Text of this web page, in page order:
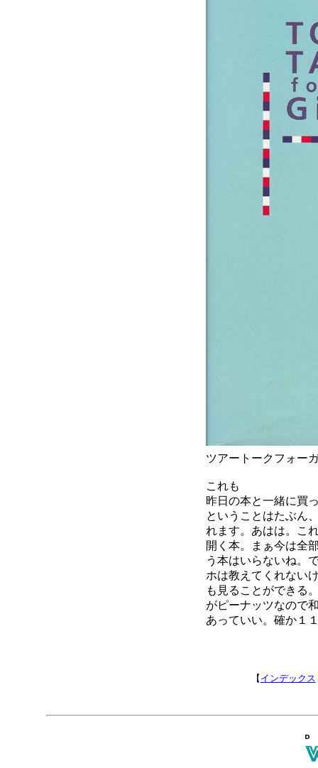
ツアートークフォー
これも
昨日の本と一緒に買
ということはたぶん
れます。あはは。こ
開く本。まぁ今は全
う本はいらないね。
ホは教えてくれない
も見ることができる
がピーナッツなので
あっていい。確か１
【 インデックス